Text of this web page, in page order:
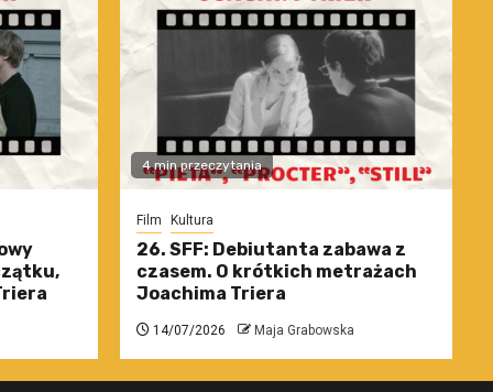
4 min przeczytania
Film Kultura
26. SFF: Debiutanta zabawa z
czasem. O krótkich metrażach
Joachima Triera
14/07/2026 Maja Grabowska